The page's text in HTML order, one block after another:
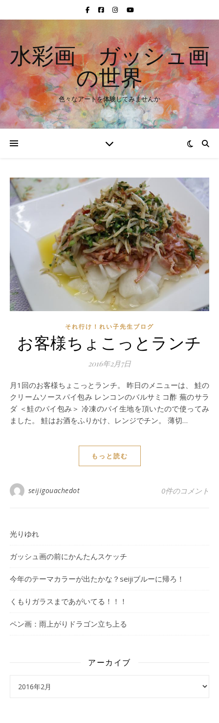
水彩画 ガッシュ画
の世界
色々なアートを体験してみませんか
それ行け！れい子先生ブログ
お客様ちょこっとランチ
2016年2月7日
月1回のお客様ちょこっとランチ。 昨日のメニューは、 鮭の
クリームソースパイ包み レンコンのバルサミコ酢 蕪のサラ
ダ ＜鮭のパイ包み＞ 冷凍のパイ生地を頂いたので使ってみ
ました。 鮭はお酒をふりかけ、レンジでチン。 薄切…
もっと読む
seijigouachedot 0件のコメント
光りゆれ
ガッシュ画の前にかんたんスケッチ
今年のテーマカラーが出たかな？seijiブルーに帰ろ！
くもりガラスまであがいてる！！！
ペン画：雨上がりドラゴン立ち上る
アーカイブ